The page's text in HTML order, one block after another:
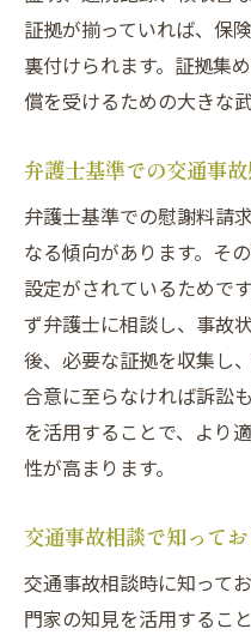
証拠が揃っていれば、保
裏付けられます。証拠集
償を受けるための大きな
弁護士基準での交通事
弁護士基準での慰謝料請
なる傾向があります。そ
設定がされているためで
ず弁護士に相談し、事故
後、必要な証拠を収集し
合意に至らなければ訴訟
を活用することで、より
性が高まります。
交通事故相談で知って
交通事故相談時に知って
門家の知見を活用するこ